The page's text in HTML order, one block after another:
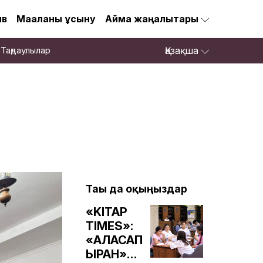
Мақаланы ұсыну Аймақ жаңалықтары
Таңдаулылар Қазақша
Тағы да оқыңыздар
«KITAP
TIMES»:
«АЛАСАП
ЫРАН»